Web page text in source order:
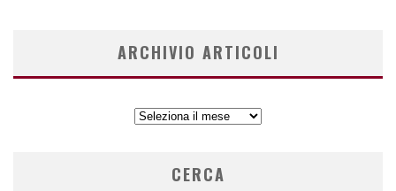
ARCHIVIO ARTICOLI
ARCHIVIO
CERCA